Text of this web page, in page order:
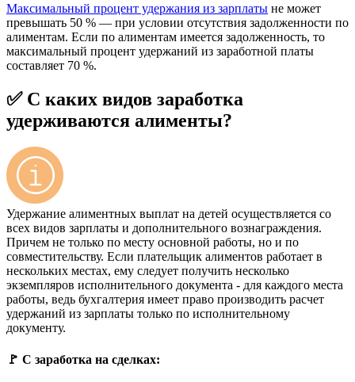
Максимальный процент удержания из зарплаты не может
превышать 50 % — при условии отсутствия задолженности по
алиментам. Если по алиментам имеется задолженность, то
максимальный процент удержаний из заработной платы
составляет 70 %.
✅ С каких видов заработка
удерживаются алименты?
Удержание алиментных выплат на детей осуществляется со
всех видов зарплаты и дополнительного вознаграждения.
Причем не только по месту основной работы, но и по
совместительству. Если плательщик алиментов работает в
нескольких местах, ему следует получить несколько
экземпляров исполнительного документа - для каждого места
работы, ведь бухгалтерия имеет право производить расчет
удержаний из зарплаты только по исполнительному
документу.
🚩 С заработка на сделках: